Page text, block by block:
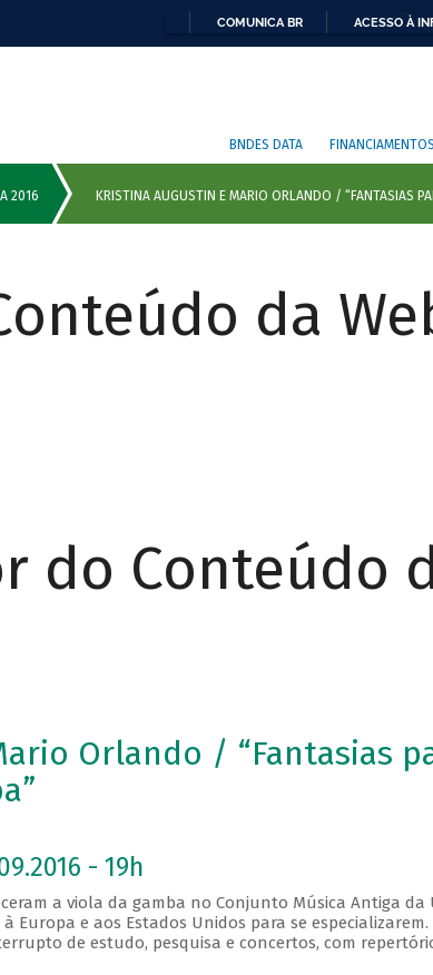
COMUNICA BR ACESSO À
BNDES DATA FINANCIAMENTOS
da
do Conteúdo
Orlando / “Fantasias
- 19h
a viola da gamba no Conjunto Música Antiga da
e aos Estados Unidos para se especializarem.
de estudo, pesquisa e concertos, com